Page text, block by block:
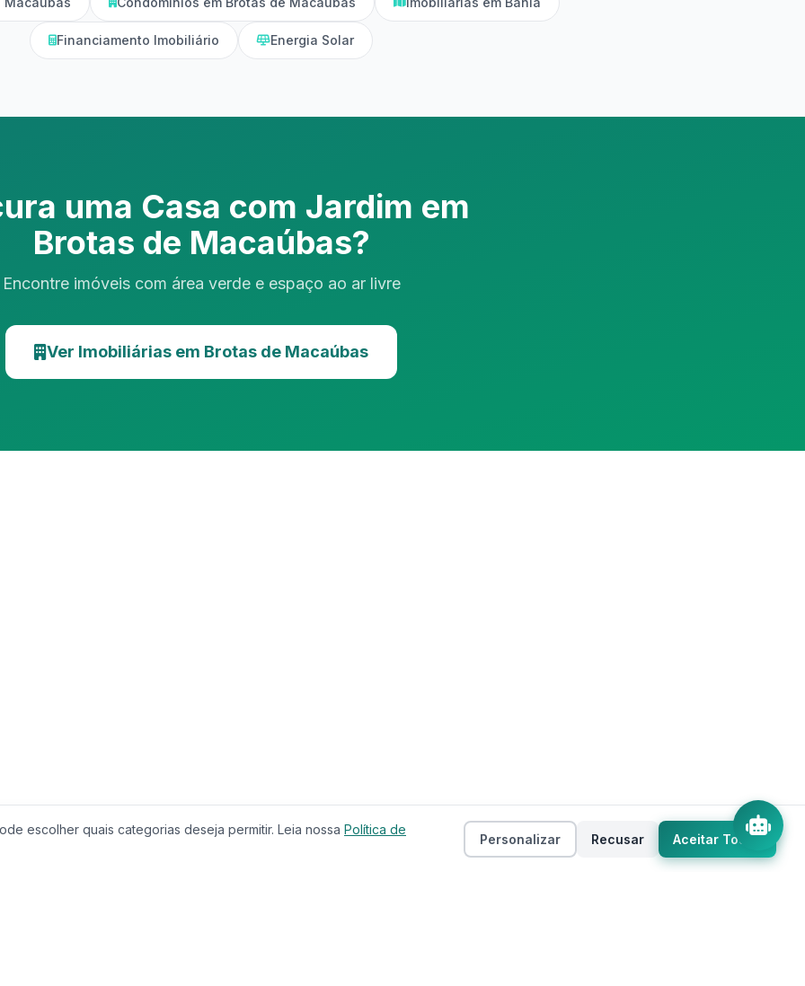
Financiamento Imobiliário Energia Solar
uma Casa com Jardim em
Brotas de Macaúbas?
Encontre imóveis com área verde e espaço ao ar livre
Ver Imobiliárias em Brotas de Macaúbas
escolher quais categorias deseja permitir. Leia nossa Política de
Personalizar Recusar Aceitar Todos